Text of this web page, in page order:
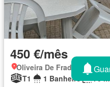
450 €/mês
Oliveira De Frades, Viseu
T1
1 Banheiro